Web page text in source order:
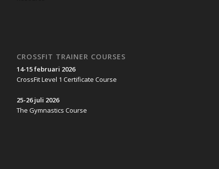
CROSSFIT TRAINER COURSES
14-15 februari 2026
CrossFit Level 1 Certificate Course
25-26 juli 2026
The Gymnastics Course